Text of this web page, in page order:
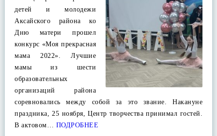
детей и молодежи
Аксайского района ко
Дню матери прошел
конкурс «Моя прекрасная
мама 2022». Лучшие
мамы из шести
образовательных
организаций района
соревновались между собой за это звание. Накануне
праздника, 25 ноября, Центр творчества принимал гостей.
В актовом… ПОДРОБНЕЕ